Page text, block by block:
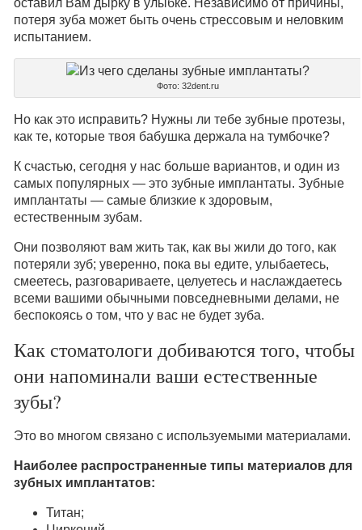
оставил Вам дырку в улыбке. Независимо от причины,
потеря зуба может быть очень стрессовым и неловким
испытанием.
Фото: 32dent.ru
Но как это исправить? Нужны ли тебе зубные протезы,
как те, которые твоя бабушка держала на тумбочке?
К счастью, сегодня у нас больше вариантов, и один из
самых популярных — это зубные имплантаты. Зубные
имплантаты — самые близкие к здоровым,
естественным зубам.
Они позволяют вам жить так, как вы жили до того, как
потеряли зуб; уверенно, пока вы едите, улыбаетесь,
смеетесь, разговариваете, целуетесь и наслаждаетесь
всеми вашими обычными повседневными делами, не
беспокоясь о том, что у вас не будет зуба.
Как стоматологи добиваются того, чтобы
они напоминали ваши естественные
зубы?
Это во многом связано с используемыми материалами.
Наиболее распространенные типы материалов для
зубных имплантатов:
Титан;